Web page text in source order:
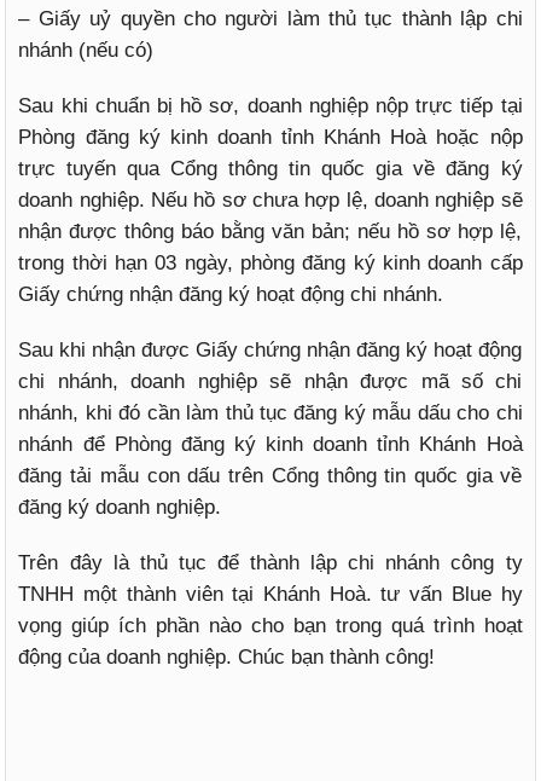
– Giấy uỷ quyền cho người làm thủ tục thành lập chi
nhánh (nếu có)
Sau khi chuẩn bị hồ sơ, doanh nghiệp nộp trực tiếp tại
Phòng đăng ký kinh doanh tỉnh Khánh Hoà hoặc nộp
trực tuyến qua Cổng thông tin quốc gia về đăng ký
doanh nghiệp. Nếu hồ sơ chưa hợp lệ, doanh nghiệp sẽ
nhận được thông báo bằng văn bản; nếu hồ sơ hợp lệ,
trong thời hạn 03 ngày, phòng đăng ký kinh doanh cấp
Giấy chứng nhận đăng ký hoạt động chi nhánh.
Sau khi nhận được Giấy chứng nhận đăng ký hoạt động
chi nhánh, doanh nghiệp sẽ nhận được mã số chi
nhánh, khi đó cần làm thủ tục đăng ký mẫu dấu cho chi
nhánh để Phòng đăng ký kinh doanh tỉnh Khánh Hoà
đăng tải mẫu con dấu trên Cổng thông tin quốc gia về
đăng ký doanh nghiệp.
Trên đây là thủ tục để thành lập chi nhánh công ty
TNHH một thành viên tại Khánh Hoà. tư vấn Blue hy
vọng giúp ích phần nào cho bạn trong quá trình hoạt
động của doanh nghiệp. Chúc bạn thành công!